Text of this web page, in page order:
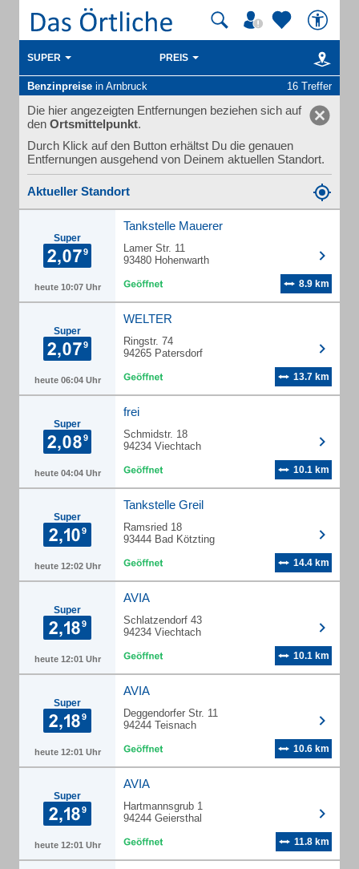
SUPER PREIS
Benzinpreise in Arnbruck 16 Treffer
Die hier angezeigten Entfernungen beziehen sich auf
den Ortsmittelpunkt.
Durch Klick auf den Button erhältst Du die genauen
Entfernungen ausgehend von Deinem aktuellen Standort.
Aktueller Standort
Super
heute 10:07 Uhr
Tankstelle Mauerer
Lamer Str. 11
93480 Hohenwarth
8.9 km
Super
heute 06:04 Uhr
WELTER
Ringstr. 74
94265 Patersdorf
13.7 km
Super
heute 04:04 Uhr
frei
Schmidstr. 18
94234 Viechtach
10.1 km
Super
heute 12:02 Uhr
Tankstelle Greil
Ramsried 18
93444 Bad Kötzting
14.4 km
Super
heute 12:01 Uhr
AVIA
Schlatzendorf 43
94234 Viechtach
10.1 km
Super
heute 12:01 Uhr
AVIA
Deggendorfer Str. 11
94244 Teisnach
10.6 km
Super
heute 12:01 Uhr
AVIA
Hartmannsgrub 1
94244 Geiersthal
11.8 km